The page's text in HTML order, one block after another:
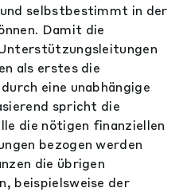
selbstbestimmt in der
Damit die
als erstes die
eine unabhängige
spricht die
die nötigen finanziellen
bezogen werden
die übrigen
beispielsweise der